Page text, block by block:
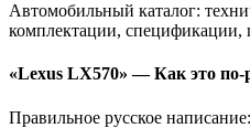
Автомобильный каталог:
комплектации, спецификации,
«Lexus LX570» — Как это по-
Правильное русское